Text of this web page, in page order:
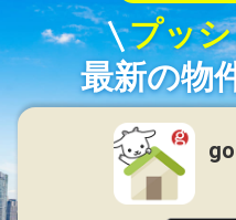
プッ
最新の物